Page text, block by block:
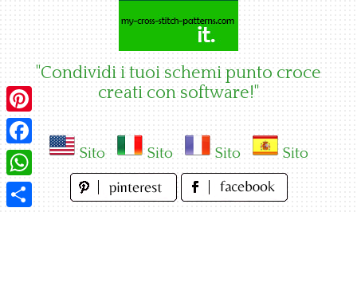
"Condividi i tuoi schemi punto croce
creati con software!"
Sito Sito Sito Sito
Pinterest
Facebook
WhatsApp